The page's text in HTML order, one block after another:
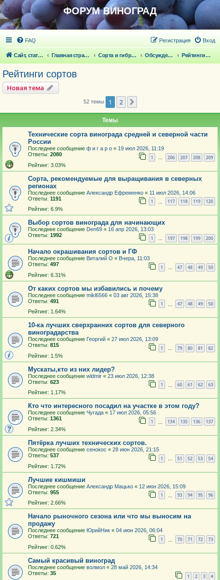
ФОРУМ ВИНОГРАД
FAQ Вход
Регистрация
Сайт, статьи Главная страница Сорта и гибридные формы винограда Обсуждение сортов винограда и новейших ГФ Рейтинги сортов
Рейтинги сортов
Новая тема
52 темы 1 2
Темы
Технические сорта винограда средней и северной части
России
Последнее сообщение ф и г а р о « 19 июл 2026, 11:19
Ответы: 2080 1 … 206 207 208 209
Рейтинг: 3.03%
Сорта, рекомендуемые для выращивания в северных
регионах
Последнее сообщение Александр Ефременко « 11 июл 2026, 14:06
Ответы: 1191 1 117 118 119 120
Рейтинг: 6.9%
Выбор сортов винограда для начинающих
Последнее сообщение Den69 « 16 апр 2026, 13:03
Ответы: 1992 1 … 197 198 199 200
Начало окрашивания сортов и ГФ
Последнее сообщение Виталий О « Вчера, 11:03
Ответы: 497 1 … 47 48 49 50
Рейтинг: 6.31%
От каких сортов мы избавились и почему
Последнее сообщение mikl6566 « 03 авг 2026, 15:38
Ответы: 491 1 47 48 49 50
Рейтинг: 1.64%
10-ка лучших сверхранних сортов для северного
виноградарства
Последнее сообщение Георгий « 27 июл 2026, 13:09
Ответы: 815 1 … 79 80 81 82
Рейтинг: 1.5%
Мускаты,кто из них лидер?
Последнее сообщение wldmir « 23 июл 2026, 12:38
Ответы: 623 1 60 61 62 63
Рейтинг: 1.17%
Кто что интересного посадил на участке в этом году?
Последнее сообщение Чугада « 17 июл 2026, 05:56
Ответы: 1361 1 134 135 136 137
Рейтинг: 2.34%
Пятёрка лучших технических сортов.
Последнее сообщение сенокос « 28 июн 2026, 21:15
Ответы: 537 1 … 51 52 53 54
Рейтинг: 1.72%
Лучшие кишмиши
Последнее сообщение Александр Мацько « 12 июн 2026, 15:09
Ответы: 955 1 93 94 95 96
Рейтинг: 2.66%
Начало рыночного сезона или что мы выносим на
продажу
Последнее сообщение ЮрийНик « 04 июн 2026, 06:04
Ответы: 721 1 70 71 72 73
Рейтинг: 0.62%
Самый красивый виноград
Последнее сообщение волмол « 28 май 2026, 14:34
Ответы: 35 1 2 3 4